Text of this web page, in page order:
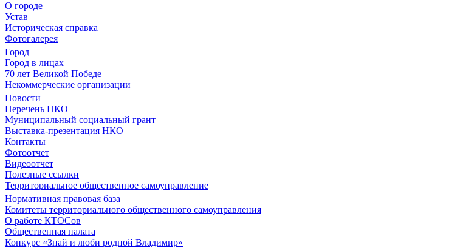
О городе
Устав
Историческая справка
Фотогалерея
Город
Город в лицах
70 лет Великой Победе
Некоммерческие организации
Новости
Перечень НКО
Муниципальный социальный грант
Выставка-презентация НКО
Контакты
Фотоотчет
Видеоотчет
Полезные ссылки
Территориальное общественное самоуправление
Нормативная правовая база
Комитеты территориального общественного самоуправления
О работе КТОСов
Общественная палата
Конкурс «Знай и люби родной Владимир»